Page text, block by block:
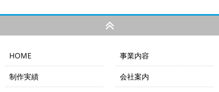
HOME 事業内容
制作実績 会社案内